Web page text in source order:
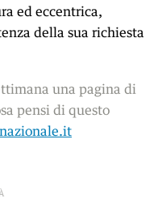
ed eccentrica,
della sua richiesta
una pagina di
pensi di questo